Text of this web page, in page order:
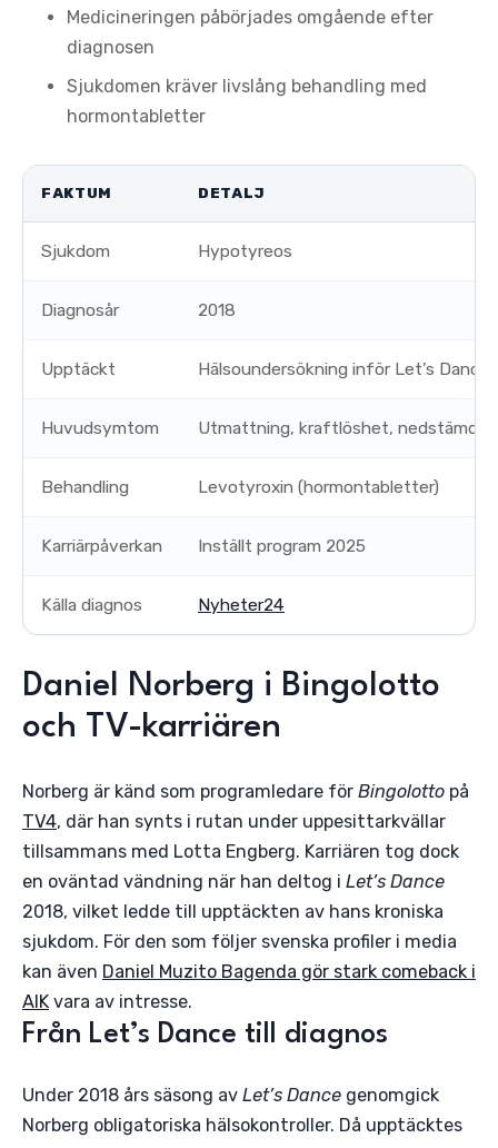
Medicineringen påbörjades omgående efter
diagnosen
Sjukdomen kräver livslång behandling med
hormontabletter
FAKTUM DETALJ
Sjukdom Hypotyreos
Diagnosår 2018
Upptäckt Hälsoundersökning inför Let’s Dance
Huvudsymtom Utmattning, kraftlöshet,
Behandling Levotyroxin (hormontabletter)
Karriärpåverkan Inställt program 2025
Källa diagnos Nyheter24
Daniel Norberg i Bingolotto
och TV-karriären
Norberg är känd som programledare för Bingolotto på
TV4, där han synts i rutan under uppesittarkvällar
tillsammans med Lotta Engberg. Karriären tog dock
en oväntad vändning när han deltog i Let’s Dance
2018, vilket ledde till upptäckten av hans kroniska
sjukdom. För den som följer svenska profiler i media
kan även Daniel Muzito Bagenda gör stark comeback i
AIK vara av intresse.
Från Let’s Dance till diagnos
Under 2018 års säsong av Let’s Dance genomgick
Norberg obligatoriska hälsokontroller. Då upptäcktes